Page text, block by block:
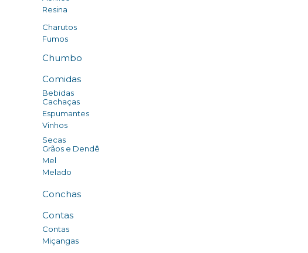
Resina
Charutos
Fumos
Chumbo
Comidas
Bebidas
Cachaças
Espumantes
Vinhos
Secas
Grãos e Dendê
Mel
Melado
Conchas
Contas
Contas
Miçangas